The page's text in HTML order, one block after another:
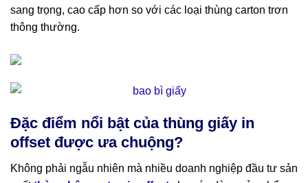
sang trọng, cao cấp hơn so với các loại thùng carton trơn
thông thường.
Đặc điểm nổi bật của thùng giấy in
offset được ưa chuộng?
Không phải ngẫu nhiên mà nhiều doanh nghiệp đầu tư sản